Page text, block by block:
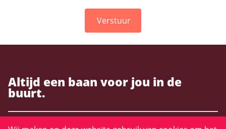
Verstuur
Altijd een baan voor jou in de
buurt.